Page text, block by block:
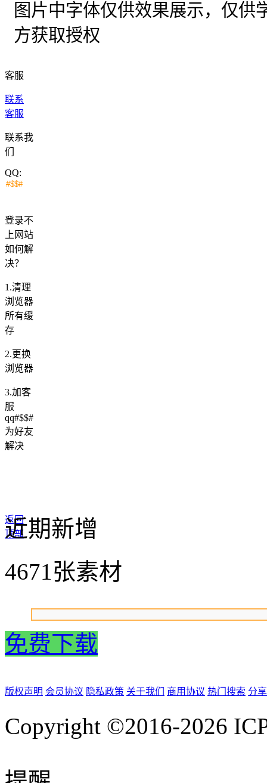
图片中字体仅供效果展示，仅供
方获取授权
客服
联系
客服
联系我
们
QQ:
登录不
上网站
如何解
决？
1.清理
浏览器
所有缓
存
2.更换
浏览器
3.加客
服
qq#$$#
为好友
解决
返回
顶部
近期新增
4671张素材
免费下载
版权声明 会员协议 隐私政策 关于我们 商用协议 热门搜索 分
Copyright ©2016-2026